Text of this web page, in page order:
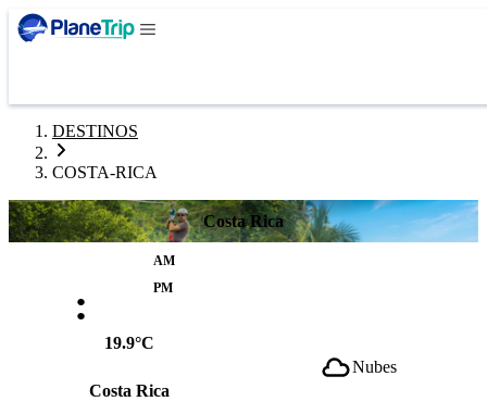
DESTINOS
COSTA-RICA
Costa Rica
:
AM
PM
19.9°C
Costa Rica
Nubes